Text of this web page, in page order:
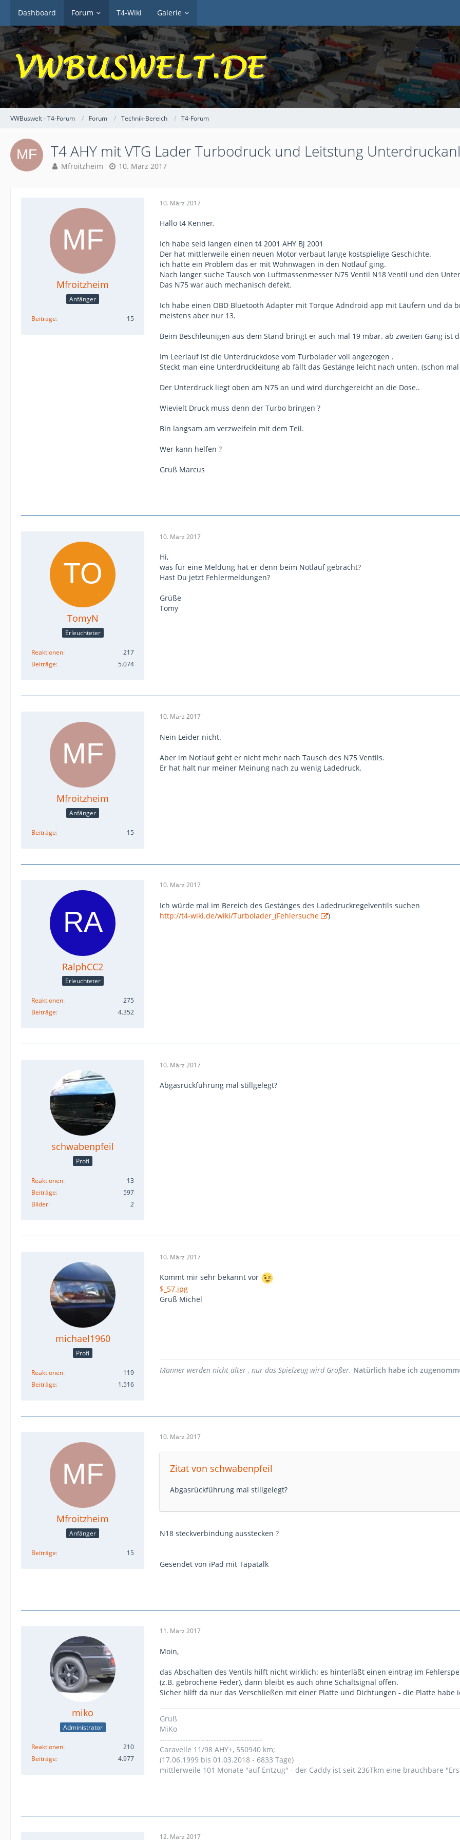
Dashboard Forum T4-Wiki Galerie
VWBuswelt - T4-Forum Forum Technik-Bereich T4-Forum
T4 AHY mit VTG Lader Turbodruck und Leitstung
Mfroitzheim 10. März 2017
Mfroitzheim
Anfänger
Beiträge 15
10. März 2017
Hallo t4 Kenner,
Ich habe seid langen einen t4 2001 AHY Bj 2001
Der hat mittlerweile einen neuen Motor verbaut lange kostspielige Geschichte.
ich hatte ein Problem das er mit Wohnwagen in den Notlauf ging.
Nach langer suche Tausch von Luftmassenmesser N75 Ventil N18 Ventil und den
Das N75 war auch mechanisch defekt.
Ich habe einen OBD Bluetooth Adapter mit Torque Adndroid app mit Läufern und da
meistens aber nur 13.
Beim Beschleunigen aus dem Stand bringt er auch mal 19 mbar. ab zweiten Gang ist
Im Leerlauf ist die Unterdruckdose vom Turbolader voll angezogen .
Steckt man eine Unterdruckleitung ab fällt das Gestänge leicht nach unten. (schon
Der Unterdruck liegt oben am N75 an und wird durchgereicht an die Dose..
Wievielt Druck muss denn der Turbo bringen ?
Bin langsam am verzweifeln mit dem Teil.
Wer kann helfen ?
Gruß Marcus
TomyN
Erleuchteter
Reaktionen
217
Beiträge
5.074
10. März 2017
Hi,
was für eine Meldung hat er denn beim Notlauf gebracht?
Hast Du jetzt Fehlermeldungen?
Grüße
Tomy
Mfroitzheim
Anfänger
Beiträge 15
10. März 2017
Nein Leider nicht.
Aber im Notlauf geht er nicht mehr nach Tausch des N75 Ventils.
Er hat halt nur meiner Meinung nach zu wenig Ladedruck.
RalphCC2
Erleuchteter
Reaktionen
275
Beiträge
4.352
10. März 2017
Ich würde mal im Bereich des Gestänges des Ladedruckregelventils suchen
http://t4-wiki.de/wiki/Turbolader_(Fehlersuche
)
schwabenpfeil
Profi
Reaktionen
13
Beiträge
597
Bilder
2
10. März 2017
Abgasrückführung mal stillgelegt?
michael1960
Profi
Reaktionen
119
Beiträge
1.516
10. März 2017
Kommt mir sehr bekannt vor
$_57.jpg
Gruß Michel
Männer werden nicht älter , nur das Spielzeug wird Größer. Natürlich habe ich
Mfroitzheim
Anfänger
Beiträge 15
10. März 2017
Zitat von schwabenpfeil
Abgasrückführung mal stillgelegt?
N18 steckverbindung ausstecken ?
Gesendet von iPad mit Tapatalk
miko
Administrator
Reaktionen
210
Beiträge
4.977
11. März 2017
Moin,
das Abschalten des Ventils hilft nicht wirklich: es hinterläßt einen eintrag im
(z.B. gebrochene Feder), dann bleibt es auch ohne Schaltsignal offen.
Sicher hilft da nur das Verschließen mit einer Platte und Dichtungen - die Platte habe
Gruß
MiKo
----------------------------------------
Caravelle 11/98 AHY+, 550940 km;
(17.06.1999 bis 01.03.2018 - 6833 Tage)
mittlerweile 101 Monate "auf Entzug" - der Caddy ist seit 236Tkm eine brauchbare
12. März 2017